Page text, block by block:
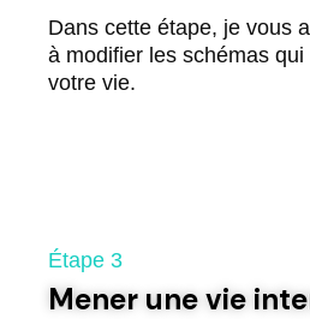
Dans cette étape, je vous
à modifier les schémas
votre vie.
Étape 3
Mener une vie